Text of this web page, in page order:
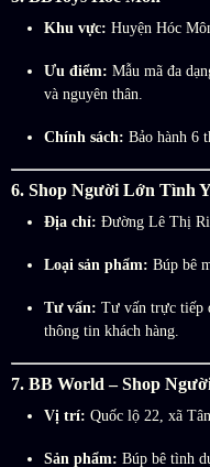
Khu vực: Huyện Hóc
Ưu điểm: Mẫu mã đa
và nguyên thân.
Chính sách: Bảo hành 6
6. Shop Người Lớn Tình
Địa chỉ: Đường Lê Thị
Loại sản phẩm: Búp bê
Tư vấn: Tư vấn trực tiếp
thông tin khách hàng.
7. BB World – Shop
Vị trí: Quốc lộ 22, xã
Sản phẩm: Búp bê tình